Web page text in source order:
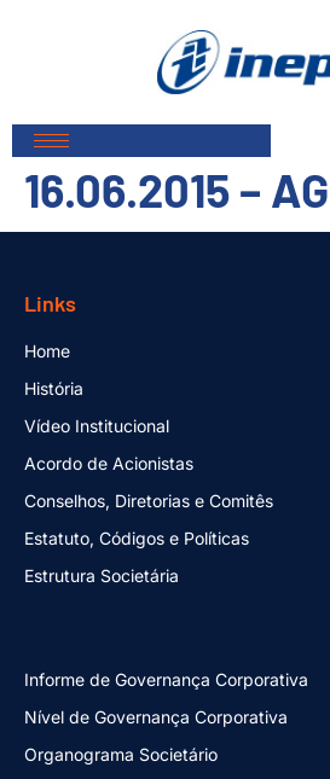
16.06.2015 –
Links
Home
História
Vídeo Institucional
Acordo de Acionistas
Conselhos, Diretorias e Comitês
Estatuto, Códigos e Políticas
Estrutura Societária
Informe de Governança Corporativa
Nível de Governança Corporativa
Organograma Societário